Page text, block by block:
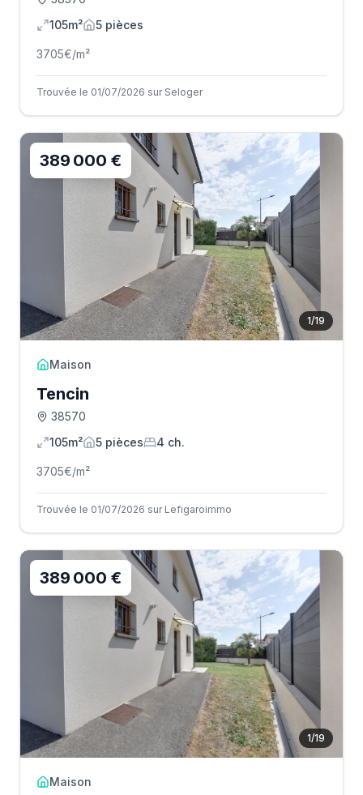
105m²
5 pièces
3705€/m²
Trouvée le 01/07/2026 sur Seloger
1/19
389 000 €
Maison
Tencin
38570
105m²
5 pièces 4 ch.
3705€/m²
Trouvée le 01/07/2026 sur Lefigaroimmo
1/19
389 000 €
Maison